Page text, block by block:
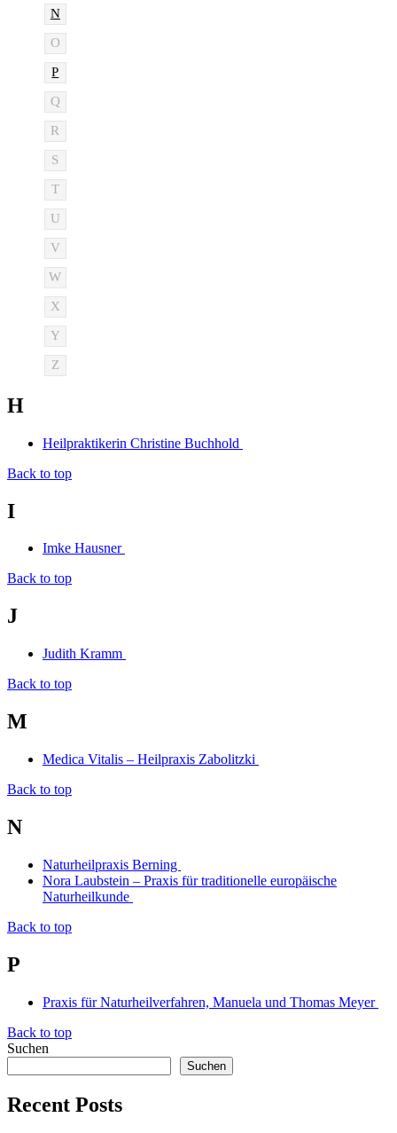
N
O
P
Q
R
S
T
U
V
W
X
Y
Z
H
Heilpraktikerin Christine Buchhold
Back to top
I
Imke Hausner
Back to top
J
Judith Kramm
Back to top
M
Medica Vitalis – Heilpraxis Zabolitzki
Back to top
N
Naturheilpraxis Berning
Nora Laubstein – Praxis für traditionelle europäische
Naturheilkunde
Back to top
P
Praxis für Naturheilverfahren, Manuela und Thomas Meyer
Back to top
Suchen
Suchen
Recent Posts